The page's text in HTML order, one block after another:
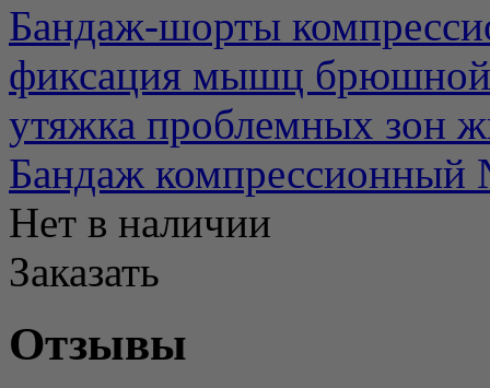
Бандаж-шорты
фиксация мышц брюшной
утяжка проблемных зон
Бандаж
Нет в наличии
Заказать
Отзывы